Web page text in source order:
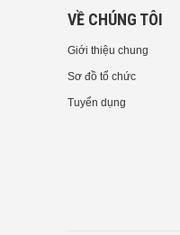
VỀ CHÚNG TÔI
Giới thiệu chung
Sơ đồ tổ chức
Tuyển dụng